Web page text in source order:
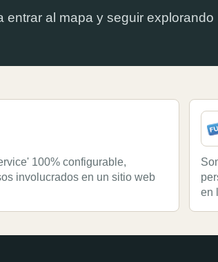
entrar al mapa y seguir explorando
100% configurable,
involucrados en un sitio web
en